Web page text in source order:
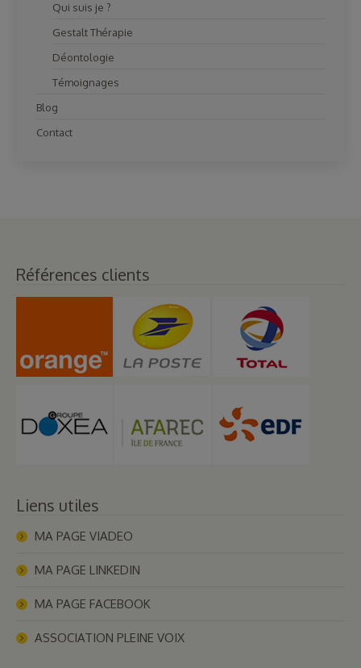
Qui suis je ?
Gestalt Thérapie
Déontologie
Témoignages
Blog
Contact
Références clients
Liens utiles
MA PAGE VIADEO
MA PAGE LINKEDIN
MA PAGE FACEBOOK
ASSOCIATION PLEINE VOIX